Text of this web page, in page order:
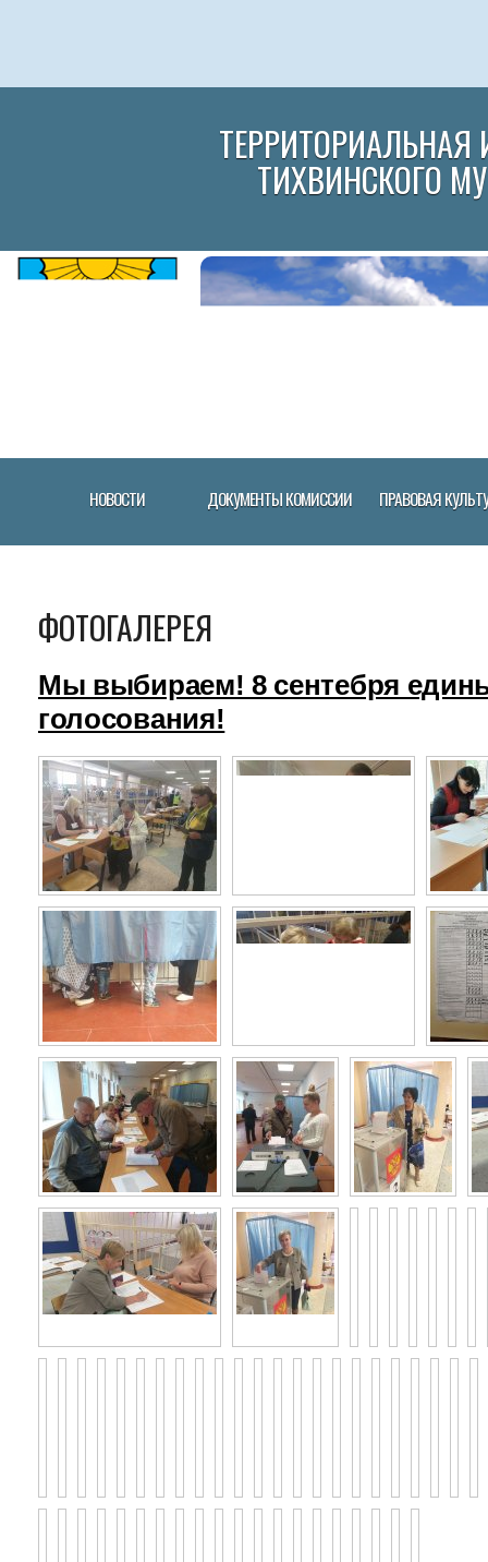
ТИХВИНСКОГО
НОВОСТИ ДОКУМЕНТЫ КОМИССИИ ПРАВОВАЯ
ФОТОГАЛЕРЕЯ
Мы выбираем! 8 сентебря
голосования!